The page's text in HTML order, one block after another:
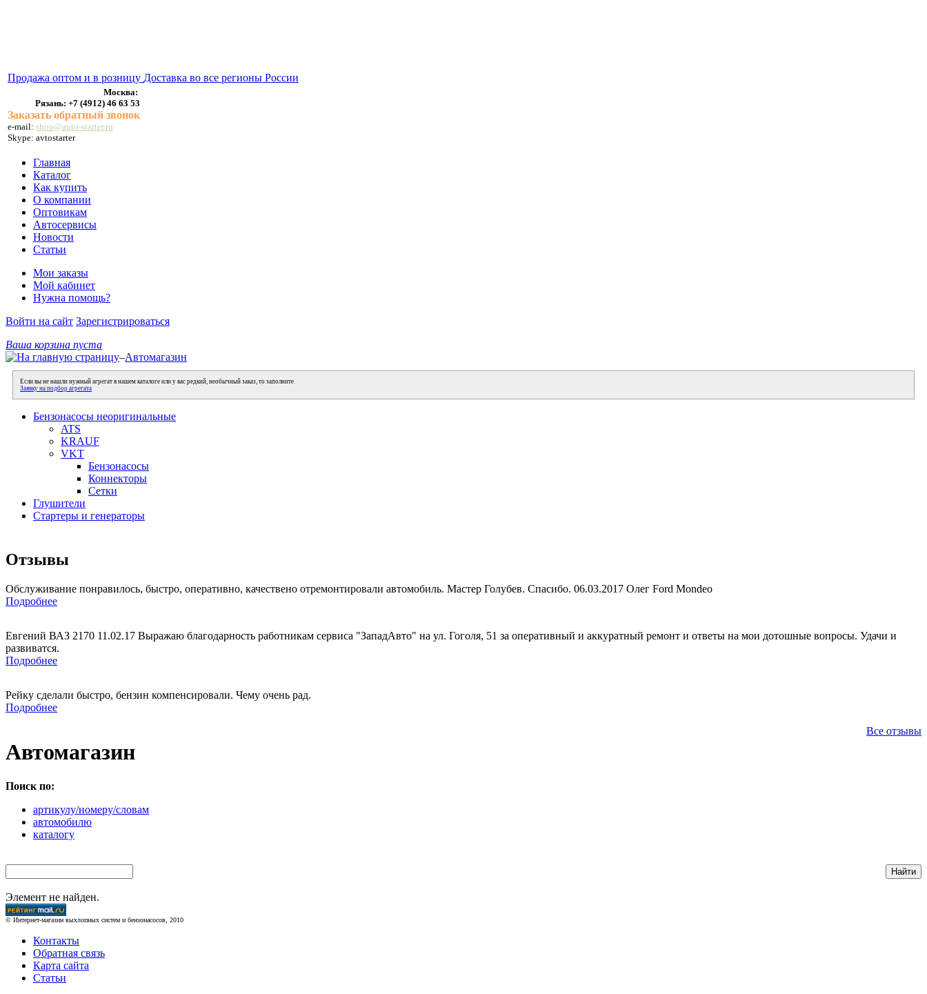
Продажа оптом и в розницу Доставка во все регионы России
Москва:
Рязань: +7 (4912) 46 63 53
Заказать обратный звонок
e-mail: shop@auto-starter.ru
Skype: avtostarter
Главная
Каталог
Как купить
О компании
Оптовикам
Автосервисы
Новости
Статьи
Мои заказы
Мой кабинет
Нужна помощь?
Войти на сайт Зарегистрироваться
Ваша корзина пуста
–Автомагазин
Если вы не нашли нужный агрегат в нашем каталоге или у вас редкий, необычный заказ, то заполните
Заявку на подбор агрегата
Бензонасосы неоригинальные
ATS
KRAUF
VKT
Бензонасосы
Коннекторы
Сетки
Глушители
Стартеры и генераторы
Отзывы
Обслуживание понравилось, быстро, оперативно, качествено отремонтировали автомобиль. Мастер Голубев. Спасибо. 06.03.2017 Олег Ford Mondeo
Подробнее
Евгений ВАЗ 2170 11.02.17 Выражаю благодарность работникам сервиса "ЗападАвто" на ул. Гоголя, 51 за оперативный и аккуратный ремонт и ответы на мои дотошные вопросы. Удачи и
развиватся.
Подробнее
Рейку сделали быстро, бензин компенсировали. Чему очень рад.
Подробнее
Все отзывы
Автомагазин
Поиск по:
артикулу/номеру/словам
автомобилю
каталогу
Элемент не найден.
© Интернет-магазин выхлопных систем и бензонасосов, 2010
Контакты
Обратная связь
Карта сайта
Статьи